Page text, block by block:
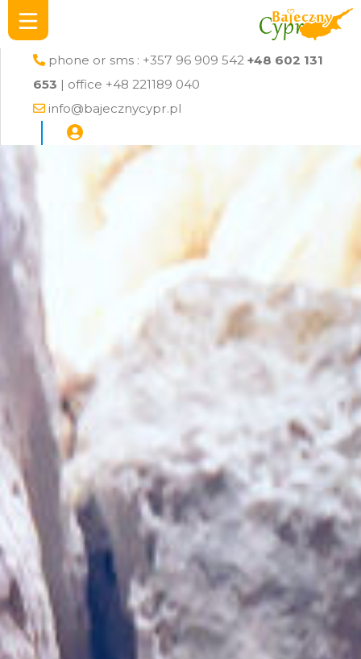
phone or sms : +357 96 909 542 +48 602 131
653 | office +48 221189 040
info@bajecznycypr.pl